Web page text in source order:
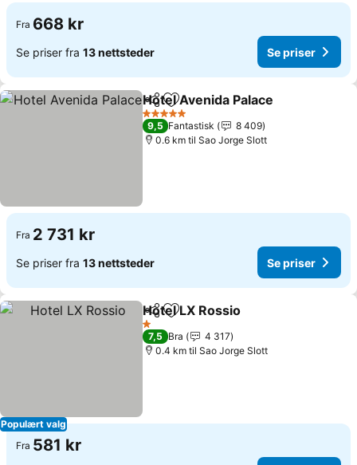
Fra 668 kr
Se priser fra 13 nettsteder Se priser
Del Legg til i favoritter
Hotel Avenida Palace
5 Stjerner
9,5 Fantastisk
8 409
0.6 km til Sao Jorge Slott
Fra 2 731 kr
Se priser fra 13 nettsteder Se priser
Populært valg
Del Legg til i favoritter
Hotel LX Rossio
1 Stjerner
7,5 Bra
4 317
0.4 km til Sao Jorge Slott
Fra 581 kr